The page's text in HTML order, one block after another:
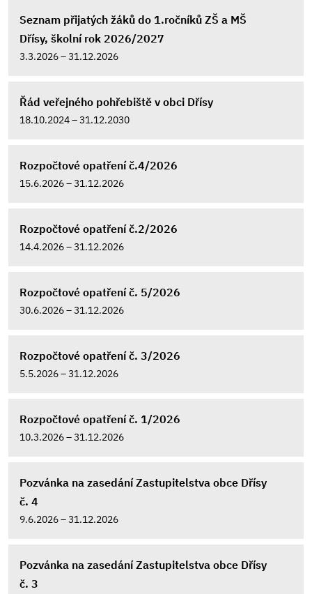
Seznam přijatých žáků do 1.ročníků ZŠ a MŠ
Dřísy, školní rok 2026/2027
3.3.2026 – 31.12.2026
Řád veřejného pohřebiště v obci Dřísy
18.10.2024 – 31.12.2030
Rozpočtové opatření č.4/2026
15.6.2026 – 31.12.2026
Rozpočtové opatření č.2/2026
14.4.2026 – 31.12.2026
Rozpočtové opatření č. 5/2026
30.6.2026 – 31.12.2026
Rozpočtové opatření č. 3/2026
5.5.2026 – 31.12.2026
Rozpočtové opatření č. 1/2026
10.3.2026 – 31.12.2026
Pozvánka na zasedání Zastupitelstva obce Dřísy
č. 4
9.6.2026 – 31.12.2026
Pozvánka na zasedání Zastupitelstva obce Dřísy
č. 3